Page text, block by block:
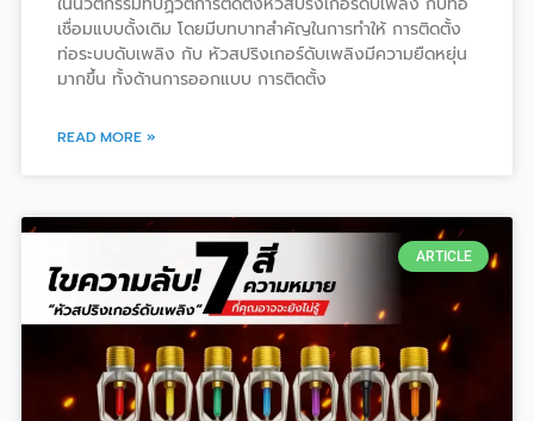
เชื่อมแบบดั้งเดิม โดยมีบทบาทสำคัญในการทำให้ การติดตั้ง
ท่อระบบดับเพลิง กับ หัวสปริงเกอร์ดับเพลิงมีความยืดหยุ่น
มากขึ้น ทั้งด้านการออกแบบ การติดตั้ง
READ MORE »
ARTICLE